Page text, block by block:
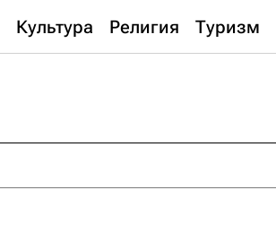
Культура Религия Туризм